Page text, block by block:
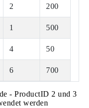
2 200
1 500
4 50
6 700
- ProductID 2 und 3
werden